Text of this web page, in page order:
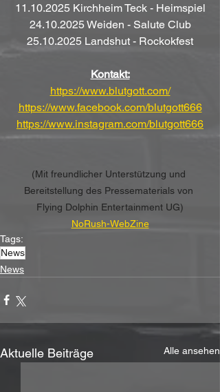
11.10.2025 Kirchheim Teck - Heimspiel
24.10.2025 Weiden - Salute Club
25.10.2025 Landshut - Rockokfest
Kontakt:
https://www.blutgott.com/
https://www.facebook.com/blutgott666
https://www.instagram.com/blutgott666
(Mit freundlicher Unterstützung und
Bereitstellung des Pressematerials von
Flying Dolphin Entertainment UG)
NoRush-WebZine
Tags:
News
News
Aktuelle Beiträge Alle ansehen